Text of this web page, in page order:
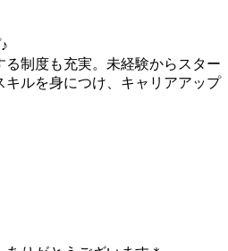
制度も充実。未経験からスター
キルを身につけ、キャリアアップ